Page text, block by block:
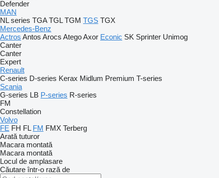
Defender
MAN
NL series TGA TGL TGM TGS TGX
Mercedes-Benz
Actros Antos Arocs AtegoAxor Econic SK Sprinter Unimog
Canter
Canter
Expert
Renault
C-series D-series Kerax Midlum Premium T-series
Scania
G-series LB P-series R-series
FM
Constellation
Volvo
FE FH FL FM FMX Terberg
Arată tuturor
Macara montată
Macara montată
Locul de amplasare
Căutare într-o rază de